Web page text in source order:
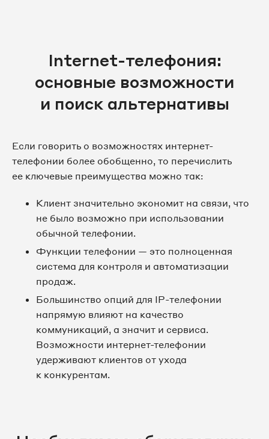
Internet-телефония:
основные возможности
и поиск альтернативы
Если говорить о возможностях интернет-
телефонии более обобщенно, то перечислить
ее ключевые преимущества можно так:
Клиент значительно экономит на связи, что
не было возможно при использовании
обычной телефонии.
Функции телефонии — это полноценная
система для контроля и автоматизации
продаж.
Большинство опций для IP-телефонии
напрямую влияют на качество
коммуникаций, а значит и сервиса.
Возможности интернет-телефонии
удерживают клиентов от ухода
к конкурентам.